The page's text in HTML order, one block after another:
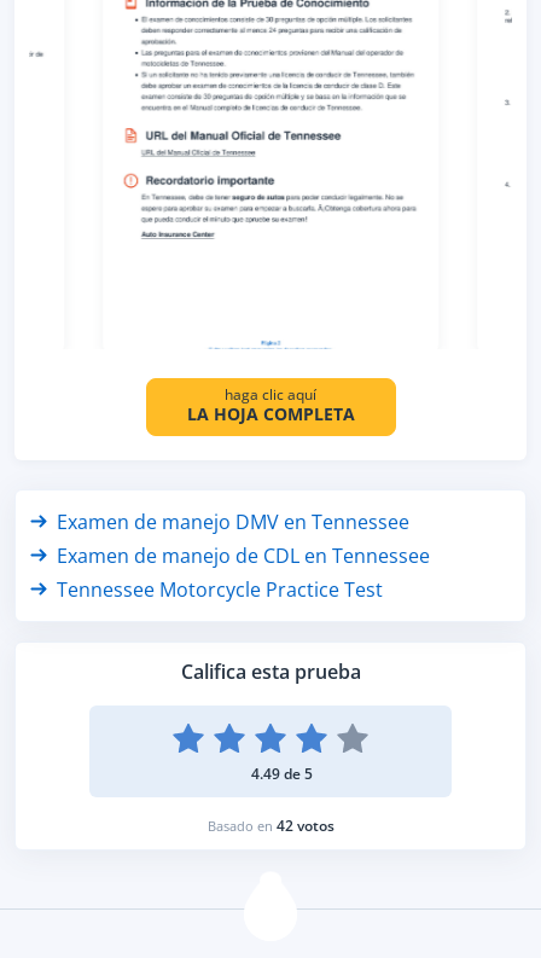
haga clic aquí
LA HOJA COMPLETA
Califica esta prueba
4.49 de 5
Basado en 42 votos
Examen de manejo DMV en Tennessee
Examen de manejo de CDL en Tennessee
Tennessee Motorcycle Practice Test